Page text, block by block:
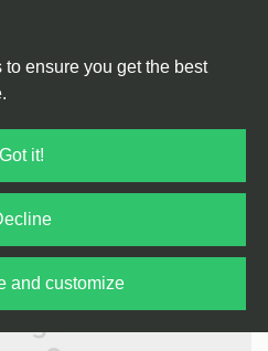
ensure you get the best
Got it!
and customize